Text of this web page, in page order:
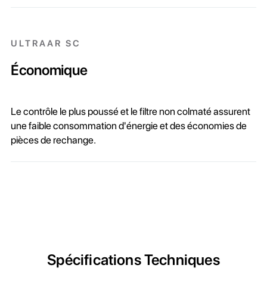
ULTRAAR SC
Économique
Le contrôle le plus poussé et le filtre non colmaté assurent
une faible consommation d'énergie et des économies de
pièces de rechange.
Spécifications Techniques